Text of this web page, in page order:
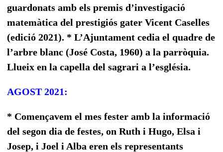
guardonats amb els premis d’investigació
matemàtica del prestigiós gater Vicent Caselles
(edició 2021). * L’Ajuntament cedia el quadre de
l’arbre blanc (José Costa, 1960) a la parròquia.
Llueix en la capella del sagrari a l’església.
AGOST 2021:
* Començavem el mes fester amb la informació
del segon dia de festes, on Ruth i Hugo, Elsa i
Josep, i Joel i Alba eren els representants